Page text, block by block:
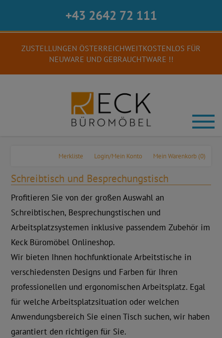
+43 2642 72 111
ZUSTELLUNGEN ÖSTERREICHWEITKOSTENLOS FÜR
NEUWARE UND GEBRAUCHTWARE !!
Mein Warenkorb (0)
Login/Mein Konto
Merkliste
Schreibtisch und Besprechungstisch
Profitieren Sie von der großen Auswahl an
Schreibtischen, Besprechungstischen und
Arbeitsplatzsystemen inklusive passendem Zubehör im
Keck Büromöbel Onlineshop.
Wir bieten Ihnen hochfunktionale Arbeitstische in
verschiedensten Designs und Farben für Ihren
professionellen und ergonomischen Arbeitsplatz. Egal
für welche Arbeitsplatzsituation oder welchen
Anwendungsbereich Sie einen Tisch suchen, wir haben
garantiert den richtigen für Sie.